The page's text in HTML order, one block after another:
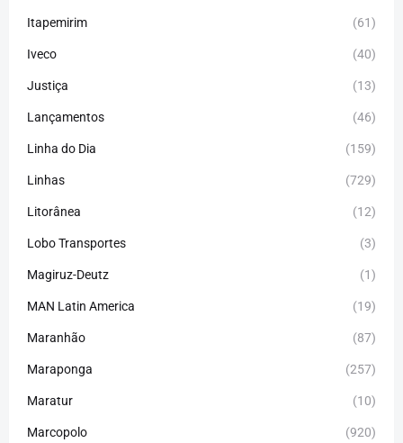
Itapemirim (61)
Iveco (40)
Justiça (13)
Lançamentos (46)
Linha do Dia (159)
Linhas (729)
Litorânea (12)
Lobo Transportes (3)
Magiruz-Deutz (1)
MAN Latin America (19)
Maranhão (87)
Maraponga (257)
Maratur (10)
Marcopolo (920)